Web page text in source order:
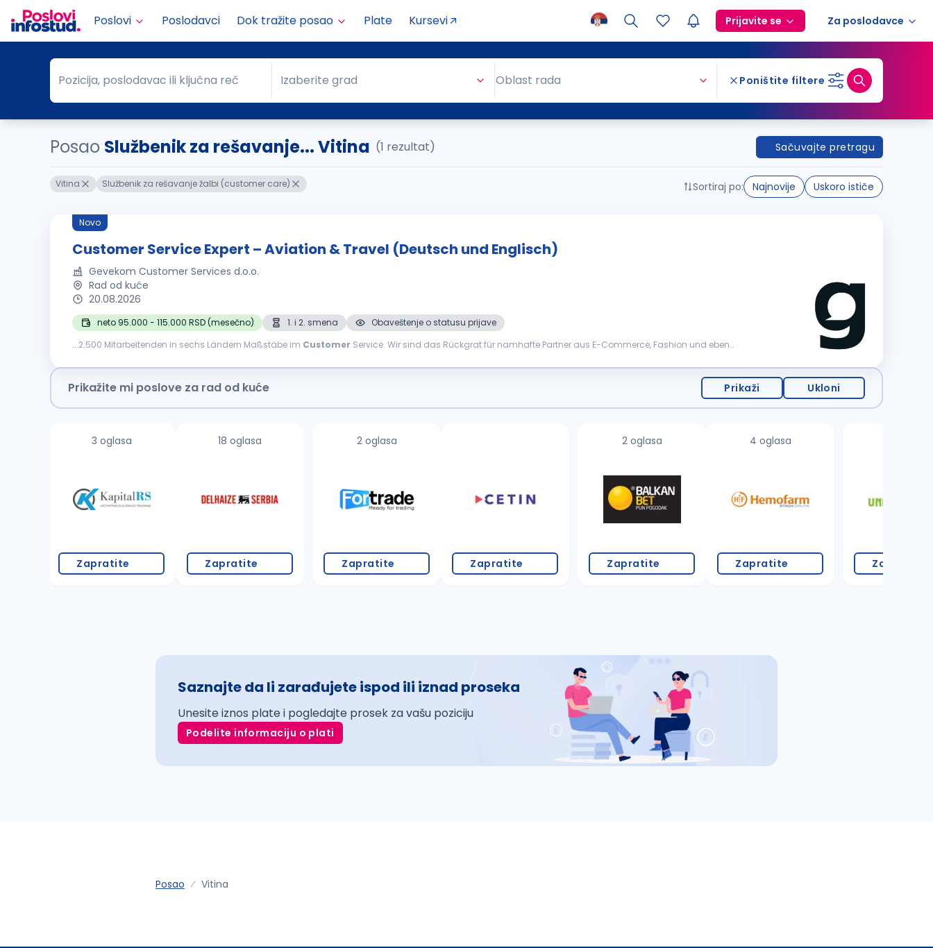
Poslovi Poslodavci Dok tražite posao Plate Kursevi Prijavite se Za poslodavce
Pozicija, poslodavac ili ključna reč
Pozicija, poslodavac ili ključna reč Grad
Izaberite grad Oblast rada Poništite filtere
Posao Službenik za rešavanje... Vitina (1 rezultat) Sačuvajte pretragu
Vitina Službenik za rešavanje žalbi (customer care) Sortiraj po: Najnovije Uskoro ističe
Novo
Customer Service Expert – Aviation & Travel (Deutsch und Englisch)
Gevekom Customer Services d.o.o.
Rad od kuće
20.08.2026
neto 95.000 - 115.000 RSD (mesečno) 1. i 2. smena
Obaveštenje o statusu prijave
...2.500 Mitarbeitenden in sechs Ländern Maßstäbe im Customer Service. Wir sind das Rückgrat für namhafte Partner aus E-Commerce, Fashion und eben
Prikažite mi poslove za rad od kuće Prikaži Ukloni
3 oglasa
Zapratite
18 oglasa
Zapratite
2 oglasa
Zapratite Zapratite
2 oglasa
Zapratite
4 oglasa
Zapratite Zapratite
Saznajte da li zarađujete ispod ili iznad proseka
Unesite iznos plate i pogledajte prosek za vašu poziciju
Podelite informaciju o plati
Posao Vitina